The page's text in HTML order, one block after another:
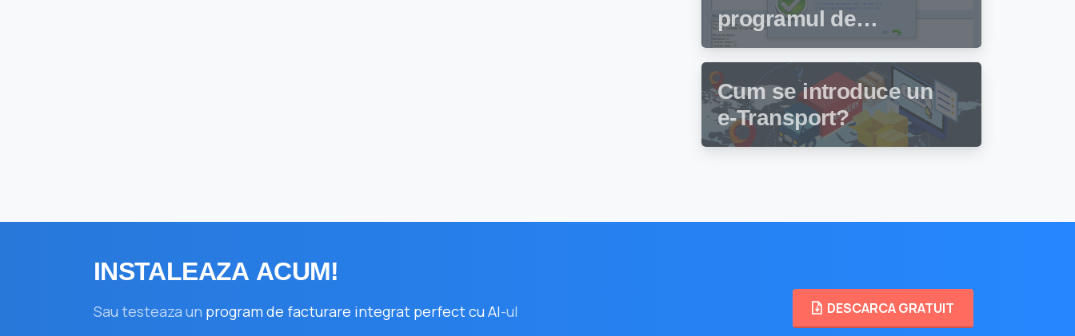
programul de
facturare și gestiune
stocuri Facturis
Cum se introduce un
e-Transport?
INSTALEAZA ACUM!
Sau testeaza un program de facturare integrat perfect cu AI-ul DESCARCA GRATUIT